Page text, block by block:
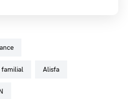
familial Alisfa